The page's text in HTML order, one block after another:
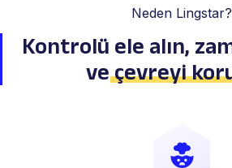
Neden Lingstar?
Kontrolü ele alın,
veçevreyi